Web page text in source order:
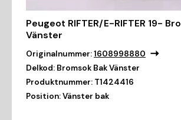
Peugeot RIFTER/E-RIFTER 19-
Vänster
Originalnummer:1608998880
Delkod: Bromsok Bak Vänster
Produktnummer: T1424416
Position:Vänster bak